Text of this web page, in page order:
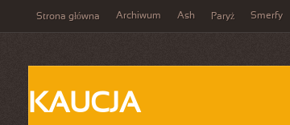
Strona główna Archiwum Ash Paryż Smerfy
KAUCJA